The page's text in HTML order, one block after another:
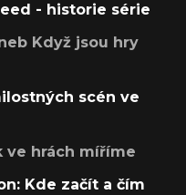
- historie série
Když jsou hry
scén ve
ve hrách míříme
Kde začít a čím